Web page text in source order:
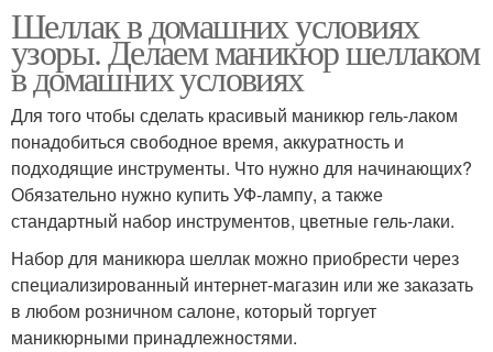
Шеллак в домашних условиях
узоры. Делаем маникюр шеллаком
в домашних условиях
Для того чтобы сделать красивый маникюр гель-лаком
понадобиться свободное время, аккуратность и
подходящие инструменты. Что нужно для начинающих?
Обязательно нужно купить УФ-лампу, а также
стандартный набор инструментов, цветные гель-лаки.
Набор для маникюра шеллак можно приобрести через
специализированный интернет-магазин или же заказать
в любом розничном салоне, который торгует
маникюрными принадлежностями.